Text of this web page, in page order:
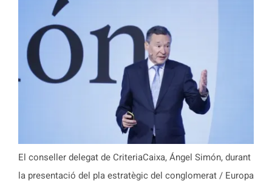
El conseller delegat de CriteriaCaixa, Ángel Simón, durant
la presentació del pla estratègic del conglomerat / Europa